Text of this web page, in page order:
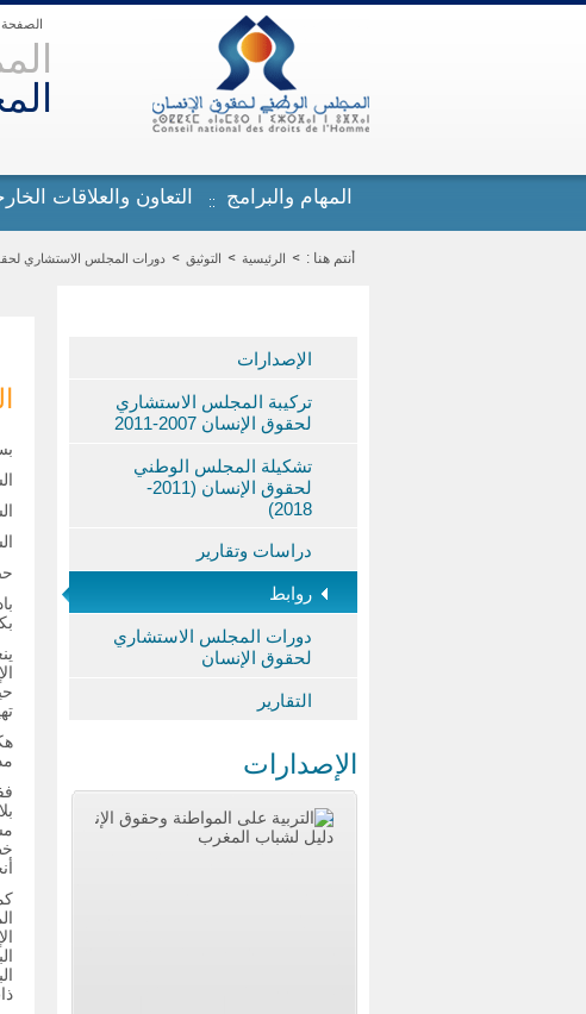
تجاوز إلى المحتوى الرئيسي
الصفحة
المهام والبرامج التعاون والعلاقات
أنتم هنا : الرئيسية التوثيق دورات المجلس الاستشاري لحقوق
الإصدارات
تركيبة المجلس الاستشاري
لحقوق الإنسان 2007-2011
تشكيلة المجلس الوطني
لحقوق الإنسان (2011-
2018)
دراسات وتقارير
روابط
دورات المجلس الاستشاري
لحقوق الإنسان
التقارير
الإصدارات